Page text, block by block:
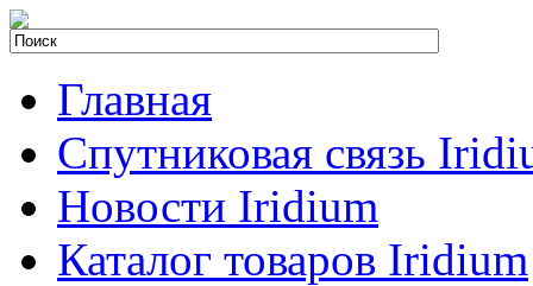
Главная
Спутниковая связь
Новости Iridium
Каталог товаров Iridium